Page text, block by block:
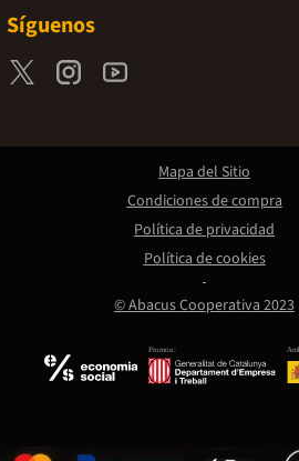
Síguenos
Promou:
© Abacus Cooperativa 2023
Mapa del Sitio
Condiciones de compra
Política de privacidad
Política de cookies